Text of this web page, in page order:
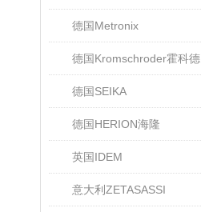
德国Metronix
德国Kromschroder霍科德
德国SEIKA
德国HERION海隆
英国IDEM
意大利ZETASASSI